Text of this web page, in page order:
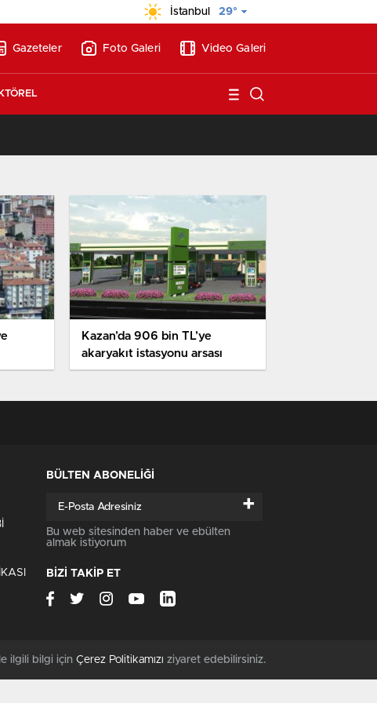
İstanbul 29°
Gazeteler Foto Galeri Video Galeri
Kazan’da 906 bin TL’ye
akaryakıt istasyonu arsası
BÜLTEN ABONELİĞİ
+
Bu web sitesinden haber ve ebülten
almak istiyorum
BİZİ TAKİP ET
ilgili bilgi için Çerez Politikamızı ziyaret edebilirsiniz.